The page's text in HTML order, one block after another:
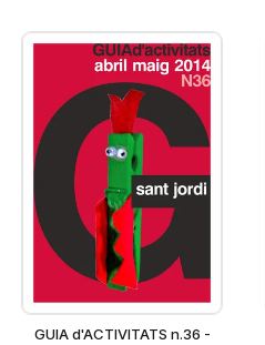
GUIA d'ACTIVITATS n.36 -